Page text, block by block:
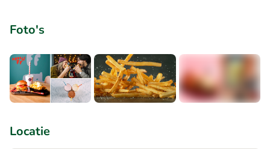
Foto's
Locatie